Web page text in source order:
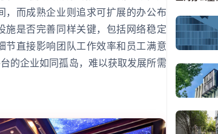
，而成熟企业则追求可扩展的办公布
施是否完善同样关键，包括网络稳定
直接影响团队工作效率和员工满意
的企业如同孤岛，难以获取发展所需